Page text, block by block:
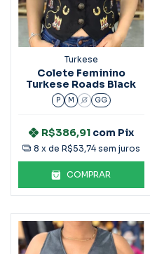
Turkese
Colete Feminino
Turkese Roads Black
P M G GG
R$386,91 com Pix
8 x de R$53,74 sem juros
COMPRAR